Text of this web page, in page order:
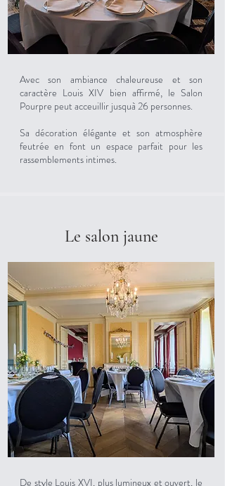
Avec son ambiance chaleureuse et son
caractère Louis XIV bien affirmé, le Salon
Pourpre peut acceuillir jusquà 26 personnes.
Sa décoration élégante et son atmosphère
feutrée en font un espace parfait pour les
rassemblements intimes.
Le salon jaune
De style Louis XVI, plus lumineux et ouvert, le